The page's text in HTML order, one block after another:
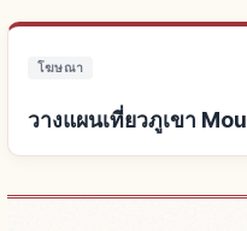
โฆษณา
วางแผนเที่ยวภูเขา